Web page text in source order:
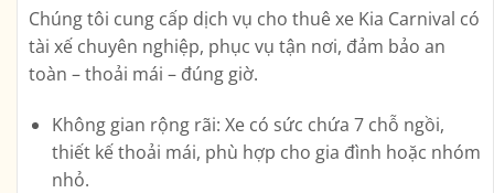
Chúng tôi cung cấp dịch vụ cho thuê xe Kia Carnival có
tài xế chuyên nghiệp, phục vụ tận nơi, đảm bảo an
toàn – thoải mái – đúng giờ.
Không gian rộng rãi: Xe có sức chứa 7 chỗ ngồi,
thiết kế thoải mái, phù hợp cho gia đình hoặc nhóm
nhỏ.